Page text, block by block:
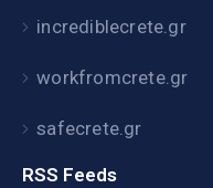
incrediblecrete.gr
workfromcrete.gr
safecrete.gr
RSS Feeds